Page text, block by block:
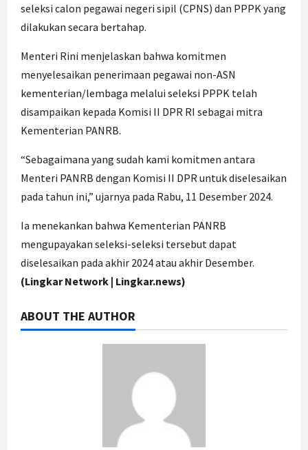
seleksi calon pegawai negeri sipil (CPNS) dan PPPK yang
dilakukan secara bertahap.
Menteri Rini menjelaskan bahwa komitmen
menyelesaikan penerimaan pegawai non-ASN
kementerian/lembaga melalui seleksi PPPK telah
disampaikan kepada Komisi II DPR RI sebagai mitra
Kementerian PANRB.
“Sebagaimana yang sudah kami komitmen antara
Menteri PANRB dengan Komisi II DPR untuk diselesaikan
pada tahun ini,” ujarnya pada Rabu, 11 Desember 2024.
Ia menekankan bahwa Kementerian PANRB
mengupayakan seleksi-seleksi tersebut dapat
diselesaikan pada akhir 2024 atau akhir Desember.
(Lingkar Network | Lingkar.news)
ABOUT THE AUTHOR